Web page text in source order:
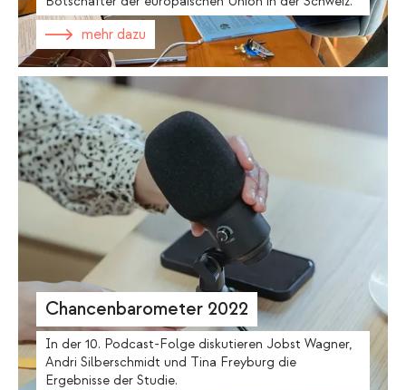
mehr dazu
Chancenbarometer 2022
In der 10. Podcast-Folge diskutieren Jobst Wagner,
Andri Silberschmidt und Tina Freyburg die
Ergebnisse der Studie.